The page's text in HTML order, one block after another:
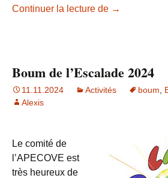
Continuer la lecture de Boum de
→
Boum de l’Escalade 2024
11.11.2024 Activités boum
Alexis
Le comité de
l’APECOVE est
très heureux de